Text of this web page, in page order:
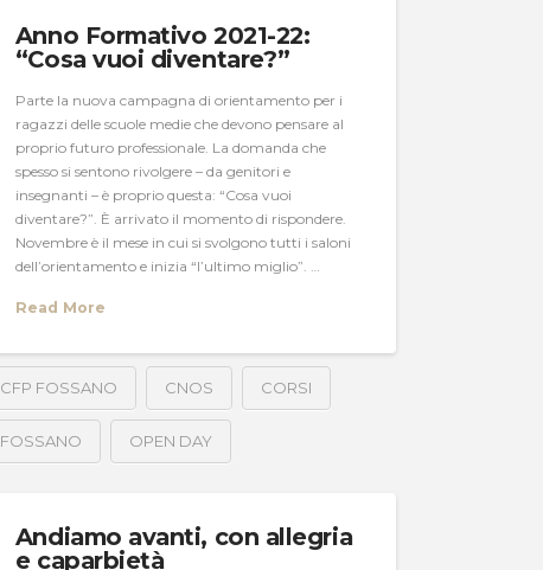
Anno Formativo 2021-22:
“Cosa vuoi diventare?”
Parte la nuova campagna di orientamento per i
ragazzi delle scuole medie che devono pensare al
proprio futuro professionale. La domanda che
spesso si sentono rivolgere – da genitori e
insegnanti – è proprio questa: “Cosa vuoi
diventare?”. È arrivato il momento di rispondere.
Novembre è il mese in cui si svolgono tutti i saloni
dell’orientamento e inizia “l’ultimo miglio”. …
Read More
CFP FOSSANO CNOS CORSI
FOSSANO OPEN DAY
Andiamo avanti, con allegria
e caparbietà